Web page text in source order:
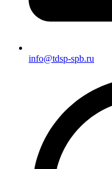
info@tdsp-spb.ru